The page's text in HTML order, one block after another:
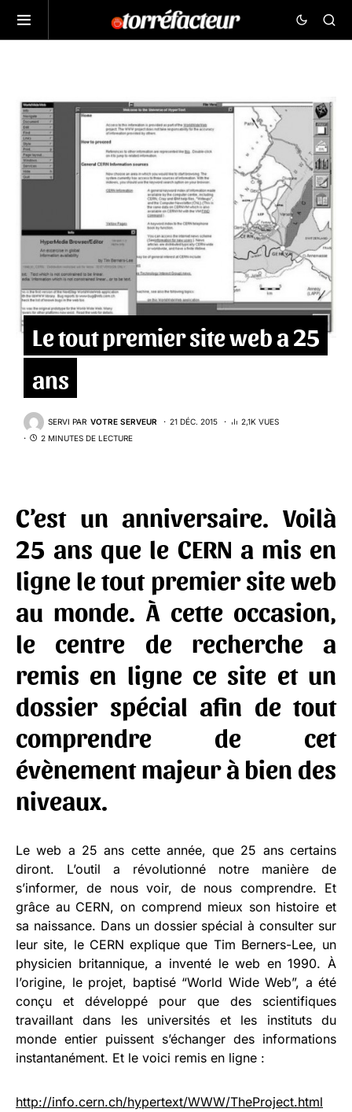
Le tout premier site web a 25
ans
SERVI PAR VOTRE SERVEUR 21 DÉC. 2015
2,1K VUES
2 MINUTES DE LECTURE
C’est un anniversaire. Voilà
25 ans que le CERN a mis en
ligne le tout premier site web
au monde. À cette occasion,
le centre de recherche a
remis en ligne ce site et un
dossier spécial afin de tout
comprendre de cet
évènement majeur à bien des
niveaux.
Le web a 25 ans cette année, que 25 ans certains
diront. L’outil a révolutionné notre manière de
s’informer, de nous voir, de nous comprendre. Et
grâce au CERN, on comprend mieux son histoire et
sa naissance. Dans un dossier spécial à consulter sur
leur site, le CERN explique que Tim Berners-Lee, un
physicien britannique, a inventé le web en 1990. À
l’origine, le projet, baptisé “World Wide Web”, a été
conçu et développé pour que des scientifiques
travaillant dans les universités et les instituts du
monde entier puissent s’échanger des informations
instantanément. Et le voici remis en ligne :
http://info.cern.ch/hypertext/WWW/TheProject.html